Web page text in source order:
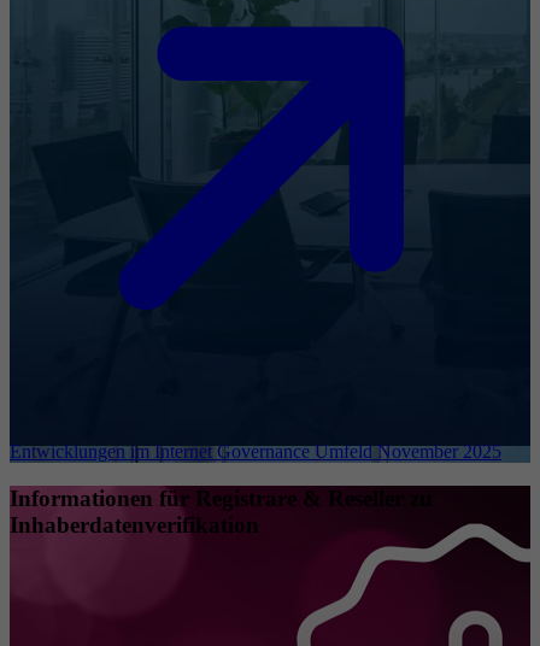
Entwicklungen im Internet Governance Umfeld November 2025
Informationen für Registrare & Reseller zu
Inhaberdatenverifikation